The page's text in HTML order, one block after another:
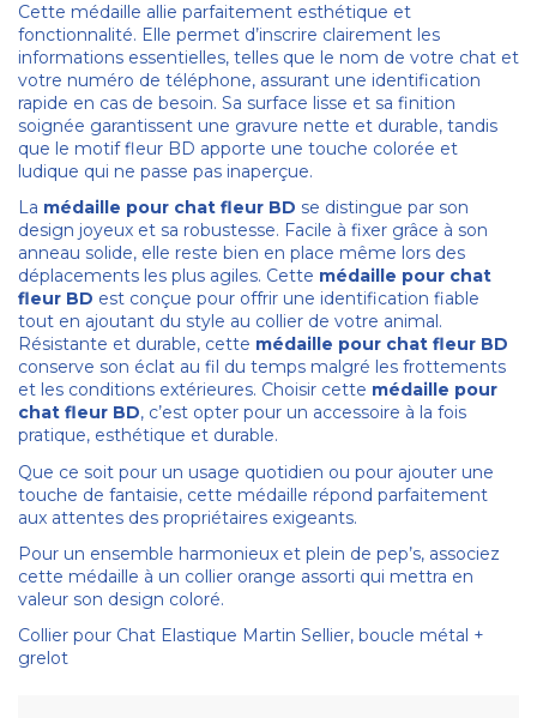
Cette médaille allie parfaitement esthétique et
fonctionnalité. Elle permet d’inscrire clairement les
informations essentielles, telles que le nom de votre chat et
votre numéro de téléphone, assurant une identification
rapide en cas de besoin. Sa surface lisse et sa finition
soignée garantissent une gravure nette et durable, tandis
que le motif fleur BD apporte une touche colorée et
ludique qui ne passe pas inaperçue.
La médaille pour chat fleur BD se distingue par son
design joyeux et sa robustesse. Facile à fixer grâce à son
anneau solide, elle reste bien en place même lors des
déplacements les plus agiles. Cette médaille pour chat
fleur BD est conçue pour offrir une identification fiable
tout en ajoutant du style au collier de votre animal.
Résistante et durable, cette médaille pour chat fleur BD
conserve son éclat au fil du temps malgré les frottements
et les conditions extérieures. Choisir cette médaille pour
chat fleur BD, c’est opter pour un accessoire à la fois
pratique, esthétique et durable.
Que ce soit pour un usage quotidien ou pour ajouter une
touche de fantaisie, cette médaille répond parfaitement
aux attentes des propriétaires exigeants.
Pour un ensemble harmonieux et plein de pep’s, associez
cette médaille à un collier orange assorti qui mettra en
valeur son design coloré.
Collier pour Chat Elastique Martin Sellier, boucle métal +
grelot